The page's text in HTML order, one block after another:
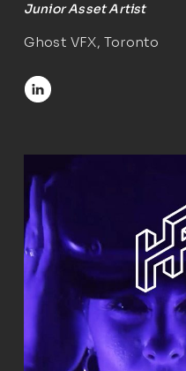
Junior Asset Artist
Ghost VFX, Toronto